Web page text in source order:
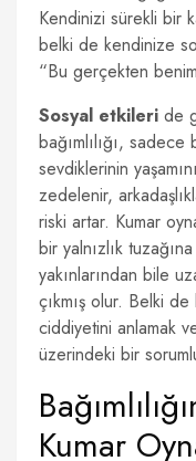
Kendinizi sürekli bir
belki de kendinize
“Bu gerçekten
Sosyal etkileri de
bağımlılığı, sadece
sevdiklerinin
zedelenir,
riski artar. Kumar
bir yalnızlık
yakınlarından bile
çıkmış olur. Belki de
ciddiyetini anlamak
üzerindeki bir
Kumar